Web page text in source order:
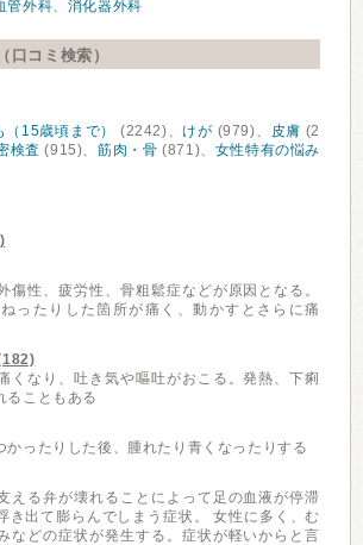
管外科、 消化器外科
口コミ検索）
（15歳頃まで） (2242)、 けが (979)、 皮膚 (2
検査 (915)、筋肉・骨 (871)、 女性特有の悩み
傷性、疲労性、骨粗鬆症などが原因となる。
ったりした箇所が痛く、動かすとさらに痛
くなり、吐き気や嘔吐がおこる。発熱、下痢
ることもある
かったりした後、腫れたり青くなったりする
える弁が壊れることによって足の血液が停滞
き出て膨らんでしまう症状。 女性に多く、む
などの症状が発生する。症状が軽いからと言